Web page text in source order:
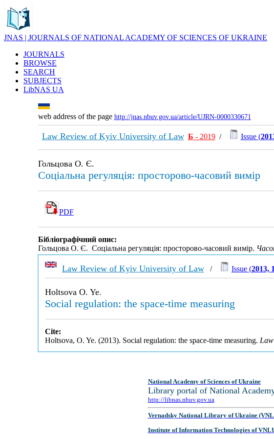
JNAS | JOURNALS OF NATIONAL ACADEMY OF SCIENCES OF UKRAINE
JOURNALS
BROWSE
SEARCH
SUBJECTS
LibNAS UA
web address of the page http://jnas.nbuv.gov.ua/article/UJRN-0000330671
Law Review of Kyiv University of Law Б - 2019/ Issue (
Гольцова О. Є.
Соціальна регуляція: просторово-часовий вимір
PDF
Бібліографічний опис:
Гольцова О. Є. Соціальна регуляція: просторово-часовий вимір.
Law Review of Kyiv University of Law/ Issue (2013, 1
Holtsova O. Ye.
Social regulation: the space-time measuring
Cite:
Holtsova, O. Ye. (2013). Social regulation: the space-time measuring.
National Academy of Sciences of Ukraine
Library portal of National
http://libnas.nbuv.gov.ua
Vernadsky National Library of Ukraine
Institute of Information Technologies of